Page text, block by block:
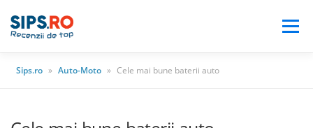
Meniu
Sips.ro » Auto-Moto » Cele mai bune baterii auto